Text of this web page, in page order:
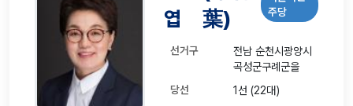
엽
葉)
주당
선거구
전남 순천시광양시
곡성군구례군을
당선
1선 (22대)